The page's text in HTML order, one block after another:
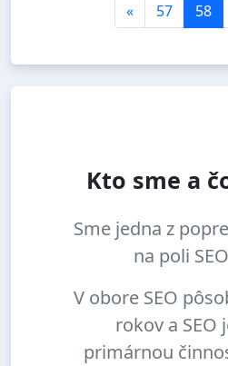
« 57 58
Kto sme a
Sme jedna z
na poli
V obore SEO
rokov a SEO
primárnou